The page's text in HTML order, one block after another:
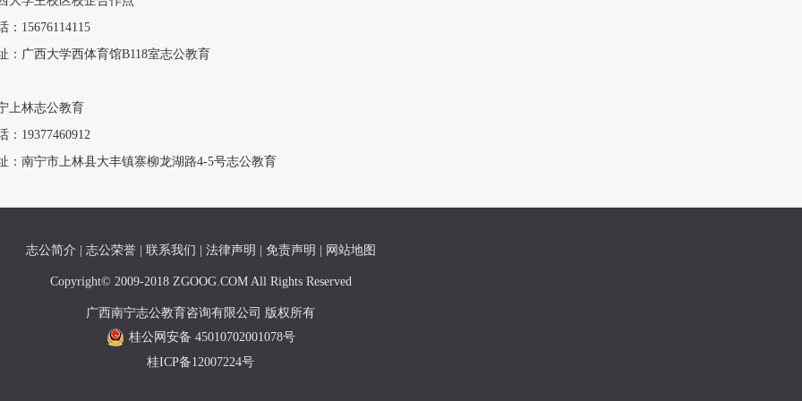
：15676114115
：广西大学西体育馆B118室志公教育
上林志公教育
：19377460912
：南宁市上林县大丰镇寨柳龙湖路4-5号志公教育
志公简介 志公荣誉| 联系我们 法律声明 免责声明 网站地图
Copyright© 2009-2018 ZGOOG.COM All Rights Reserved
广西南宁志公教育咨询有限公司 版权所有
桂公网安备 45010702001078号
桂ICP备12007224号